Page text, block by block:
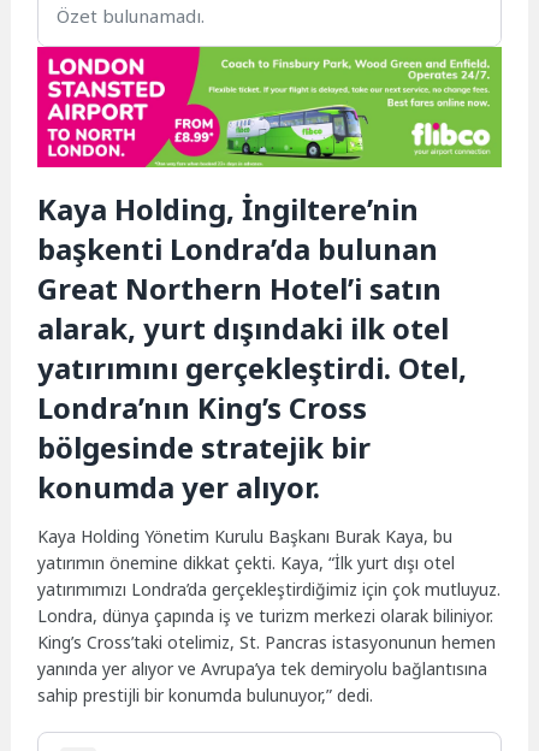
Özet bulunamadı.
Kaya Holding, İngiltere’nin
başkenti Londra’da bulunan
Great Northern Hotel’i satın
alarak, yurt dışındaki ilk otel
yatırımını gerçekleştirdi. Otel,
Londra’nın King’s Cross
bölgesinde stratejik bir
konumda yer alıyor.
Kaya Holding Yönetim Kurulu Başkanı Burak Kaya, bu
yatırımın önemine dikkat çekti. Kaya, “İlk yurt dışı otel
yatırımımızı Londra’da gerçekleştirdiğimiz için çok mutluyuz.
Londra, dünya çapında iş ve turizm merkezi olarak biliniyor.
King’s Cross’taki otelimiz, St. Pancras istasyonunun hemen
yanında yer alıyor ve Avrupa’ya tek demiryolu bağlantısına
sahip prestijli bir konumda bulunuyor,” dedi.